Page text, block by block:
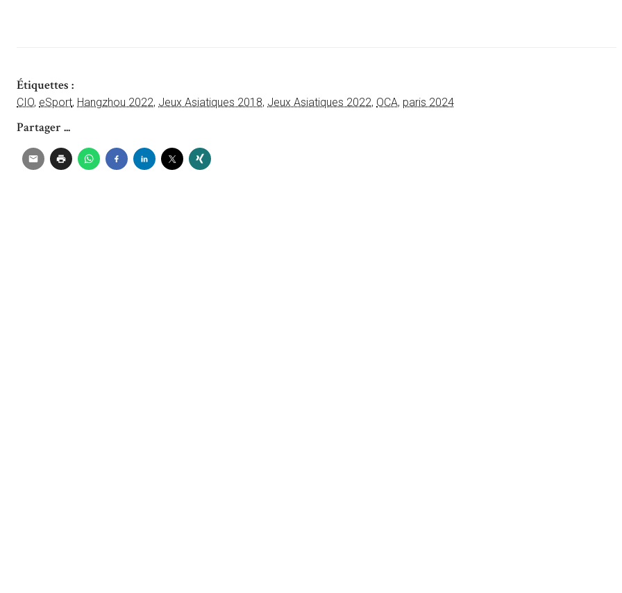
Étiquettes :
CIO, eSport, Hangzhou 2022, Jeux Asiatiques 2018, Jeux Asiatiques 2022, OCA, paris 2024
Partager ...